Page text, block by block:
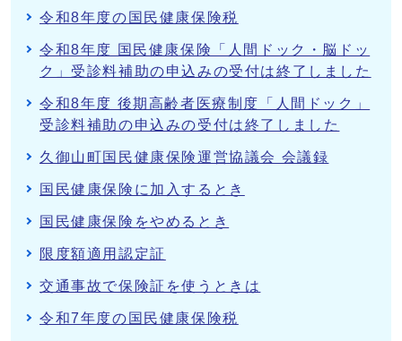
令和8年度の国民健康保険税
令和8年度 国民健康保険「人間ドック・脳ドッ
ク」受診料補助の申込みの受付は終了しました
令和8年度 後期高齢者医療制度「人間ドック」
受診料補助の申込みの受付は終了しました
久御山町国民健康保険運営協議会 会議録
国民健康保険に加入するとき
国民健康保険をやめるとき
限度額適用認定証
交通事故で保険証を使うときは
令和7年度の国民健康保険税